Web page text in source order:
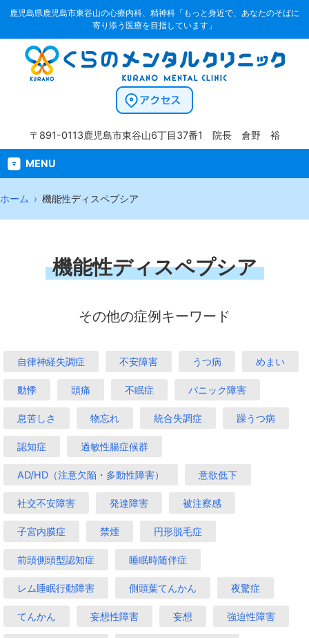
鹿児島県鹿児島市東谷山の心療内科、精神科「もっと身近で、あなたのそばに
寄り添う医療を目指しています」
〒891-0113鹿児島市東谷山6丁目37番1 院長 倉野 裕
MENU
ホーム 機能性ディスペプシア
機能性ディスペプシア
その他の症例キーワード
自律神経失調症 不安障害 うつ病 めまい
動悸 頭痛 不眠症 パニック障害
息苦しさ 物忘れ 統合失調症 躁うつ病
認知症 過敏性腸症候群
AD/HD（注意欠陥・多動性障害） 意欲低下
社交不安障害 発達障害 被注察感
子宮内膜症 禁煙 円形脱毛症
前頭側頭型認知症 睡眠時随伴症
レム睡眠行動障害 側頭葉てんかん 夜驚症
てんかん 妄想性障害 妄想 強迫性障害